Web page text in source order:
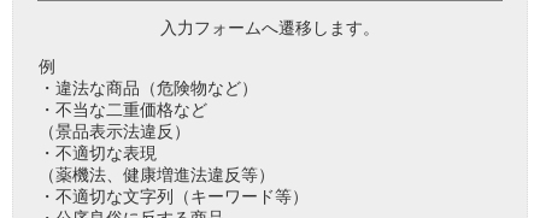
入力フォームへ遷移します。
例
・違法な商品（危険物など）
・不当な二重価格など
（景品表示法違反）
・不適切な表現
（薬機法、健康増進法違反等）
・不適切な文字列（キーワード等）